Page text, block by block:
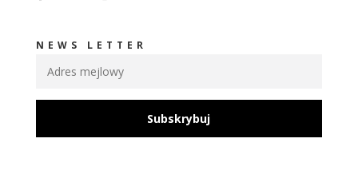
NEWS LETTER
Subskrybuj